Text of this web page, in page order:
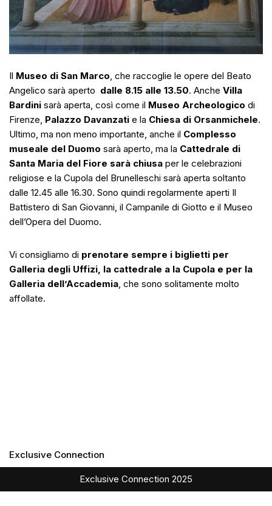
Il Museo di San Marco, che raccoglie le opere del Beato
Angelico sarà aperto dalle 8.15 alle 13.50. Anche Villa
Bardini sarà aperta, così come il Museo Archeologico di
Firenze, Palazzo Davanzati e la Chiesa di Orsanmichele.
Ultimo, ma non meno importante, anche il Complesso
museale del Duomo sarà aperto, ma la Cattedrale di
Santa Maria del Fiore sarà chiusa per le celebrazioni
religiose e la Cupola del Brunelleschi sarà aperta soltanto
dalle 12.45 alle 16.30. Sono quindi regolarmente aperti Il
Battistero di San Giovanni, il Campanile di Giotto e il Museo
dell’Opera del Duomo.
Vi consigliamo di prenotare sempre i biglietti per
Galleria degli Uffizi, la cattedrale a la Cupola e per la
Galleria dell’Accademia, che sono solitamente molto
affollate.
Exclusive Connection
Exclusive Connection 2025